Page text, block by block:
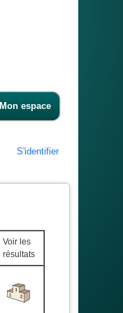
Mon espace
S'identifier
Voir les
résultats